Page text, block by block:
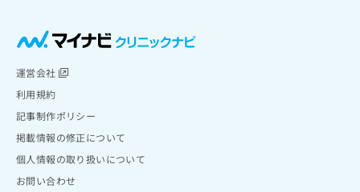
運営会社
利用規約
記事制作ポリシー
掲載情報の修正について
個人情報の取り扱いについて
お問い合わせ